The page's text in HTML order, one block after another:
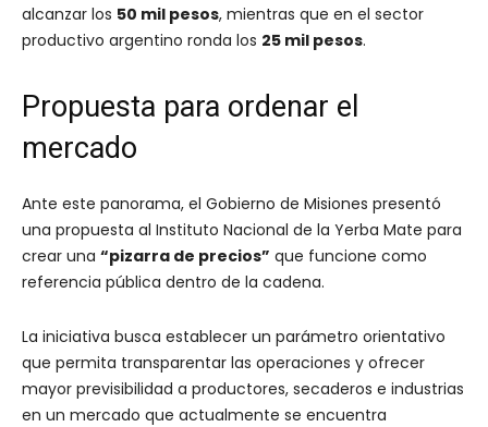
alcanzar los 50 mil pesos, mientras que en el sector
productivo argentino ronda los 25 mil pesos.
Propuesta para ordenar el
mercado
Ante este panorama, el Gobierno de Misiones presentó
una propuesta al Instituto Nacional de la Yerba Mate para
crear una “pizarra de precios” que funcione como
referencia pública dentro de la cadena.
La iniciativa busca establecer un parámetro orientativo
que permita transparentar las operaciones y ofrecer
mayor previsibilidad a productores, secaderos e industrias
en un mercado que actualmente se encuentra